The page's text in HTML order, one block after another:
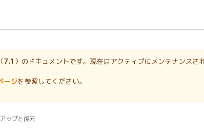
7.1 ）のドキュメントです。現在はアクティブにメンテナンスさ
ージを参照してください。
ップと復元